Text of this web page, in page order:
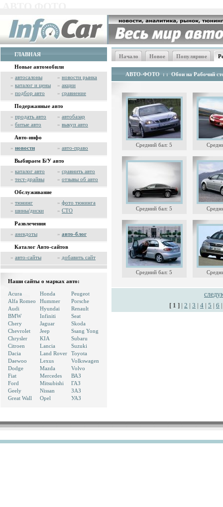
ГЛАВНАЯ
Новые автомобили
» автосалоны » новости рынка
» каталог и цены » акции
» подбор авто » сравнение
Подержанные авто
» продать авто » автобазар
» битые авто » выкуп авто
Авто-инфо
» новости » авто-право
Выбираем Б/У авто
» каталог авто » сравнить авто
» тест-драйвы » отзывы об авто
Обслуживание
» тюнинг » фото тюнинга
» шины/диски » СТО
Развлечения
» анекдоты » авто-блог
Каталог Авто-сайтов
» авто-сайты » добавить сайт
Наши сайты о марках авто:
Acura
Alfa Romeo
Audi
BMW
Chery
Chevrolet
Chrysler
Citroen
Dacia
Daewoo
Dodge
Fiat
Ford
Geely
Great Wall
Honda
Hummer
Hyundai
Infiniti
Jaguar
Jeep
KIA
Lancia
Land Rover
Lexus
Mazda
Mercedes
Mitsubishi
Nissan
Opel
Peugeot
Porsche
Renault
Seat
Skoda
Ssang Yong
Subaru
Suzuki
Toyota
Volkswagen
Volvo
ВАЗ
ГАЗ
ЗАЗ
УАЗ
Начало Новое Популярное
АВТО-ФОТО : : Обои на Рабочий
Средний бал: 5
Средний бал: 5
Средний бал: 5
[ 1 ] | 2 | 3 | 4 | 5 | 6